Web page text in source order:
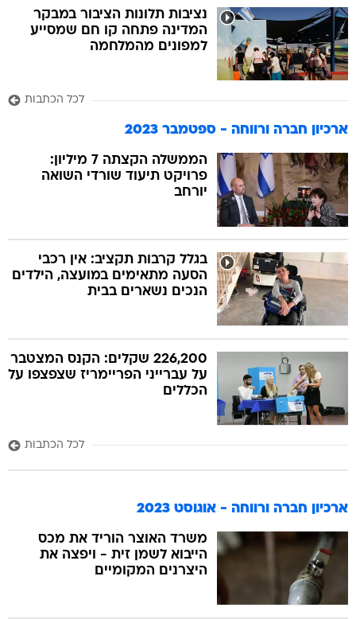
נציבות תלונות הציבור במבקר
המדינה פתחה קו חם שמסייע
למפונים מהמלחמה
לכל הכתבות
ארכיון חברה ורווחה - ספטמבר 2023
הממשלה הקצתה 7 מיליון:
פרויקט תיעוד שורדי השואה
יורחב
בגלל קרבות תקציב: אין רכבי
הסעה מתאימים במועצה, הילדים
הנכים נשארים בבית
226,200 שקלים: הקנס המצטבר
על עברייני הפריימריז שצפצפו על
הכללים
לכל הכתבות
ארכיון חברה ורווחה - אוגוסט 2023
משרד האוצר הוריד את מכס
הייבוא לשמן זית - ויפצה את
היצרנים המקומיים